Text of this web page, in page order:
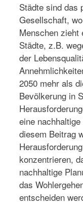
Städte sind das
Gesellschaft,
Menschen zieht
Städte, z.B.
der
2050 mehr als
Bevölkerung in
eine
diesem Beitrag
konzentrieren,
nachhaltige
das
entscheiden